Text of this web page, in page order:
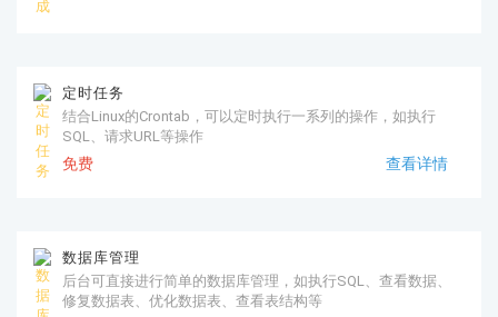
定时任务
结合Linux的Crontab，可以定时执行一系列的操作，如执行
SQL、请求URL等操作
免费 查看详情
数据库管理
后台可直接进行简单的数据库管理，如执行SQL、查看数据、
修复数据表、优化数据表、查看表结构等